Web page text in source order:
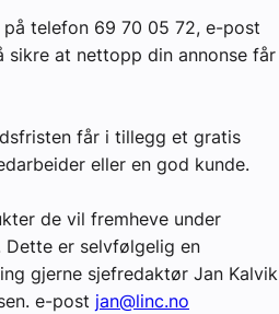
telefon 69 70 05 72, e-post
at nettopp din annonse får
får i tillegg et gratis
eller en god kunde.
de vil fremheve under
Dette er selvfølgelig en
gjerne sjefredaktør Jan Kalvik
e-post jan@linc.no